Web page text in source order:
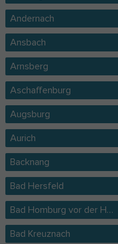
Andernach
Ansbach
Arnsberg
Aschaffenburg
Augsburg
Aurich
Backnang
Bad Hersfeld
Bad Homburg vor der Höhe
Bad Kreuznach